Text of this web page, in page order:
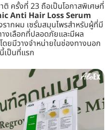
ครั้งที่ 23 ถือเป็นโอกาสพิเศษที่
Anti Hair Loss Serum
ากผม เซรั่มสมุนไพรสำหรับผู้ที่มี
งเลือกที่ปลอดภัยและมีผล
ยมีวางจำหน่ายในช่องทางนอก
เป็นที่แรก